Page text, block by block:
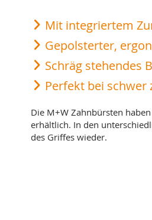
Mit integriertem
Gepolsterter,
Schräg stehendes
Perfekt bei schwer
Die M+W Zahnbürsten
erhältlich. In den
des Griffes wieder.